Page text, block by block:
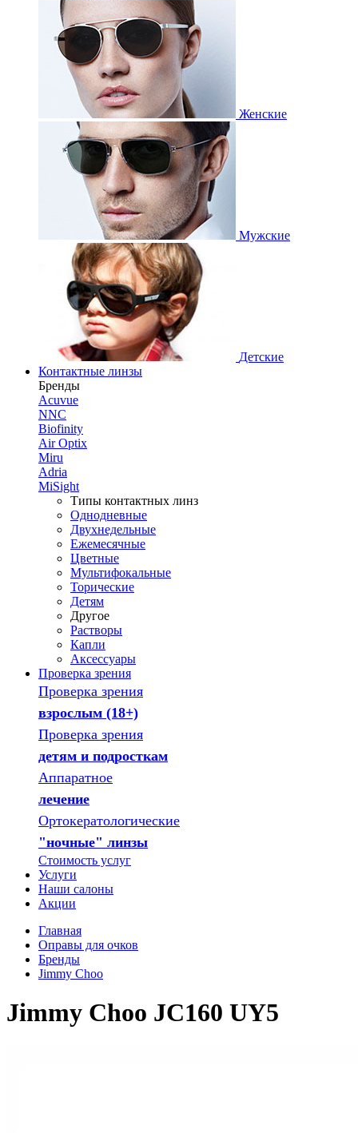
Женские
Мужские
Детские
Контактные линзы
Бренды
Acuvue
NNC
Biofinity
Air Optix
Miru
Adria
MiSight
Типы контактных линз
Однодневные
Двухнедельные
Ежемесячные
Цветные
Мультифокальные
Торические
Детям
Другое
Растворы
Капли
Аксессуары
Проверка зрения
Проверка зрения
взрослым (18+)
Проверка зрения
детям и подросткам
Аппаратное
лечение
Ортокератологические
"ночные" линзы
Стоимость услуг
Услуги
Наши салоны
Акции
Главная
Оправы для очков
Бренды
Jimmy Choo
Jimmy Choo JC160 UY5